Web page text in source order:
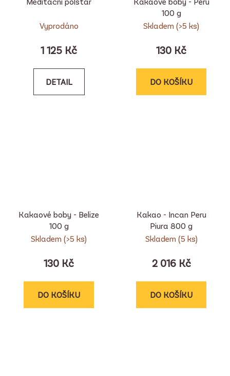
Vyprodáno
1 125 Kč
DETAIL
100 g
Skladem (>5 ks)
130 Kč
DO KOŠÍKU
Kakaové boby - Belize
100 g
Skladem (>5 ks)
130 Kč
DO KOŠÍKU
Kakao - Incan Peru
Piura 800 g
Skladem (5 ks)
2 016 Kč
DO KOŠÍKU